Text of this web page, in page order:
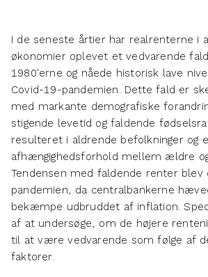
I de seneste årtier har realrenterne i
økonomier oplevet et vedvarende
1980'erne og nåede historisk lave
Covid-19-pandemien. Dette fald er
med markante demografiske
stigende levetid og faldende
resulteret i aldrende befolkninger og
afhængighedsforhold mellem ældre
Tendensen med faldende renter
pandemien, da centralbankerne
bekæmpe udbruddet af inflation.
af at undersøge, om de højere
til at være vedvarende som følge af
faktorer.